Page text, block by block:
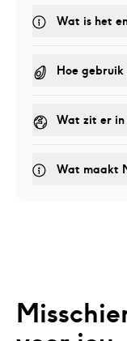
Hoe gebruik
Wat zit er
Wat maakt